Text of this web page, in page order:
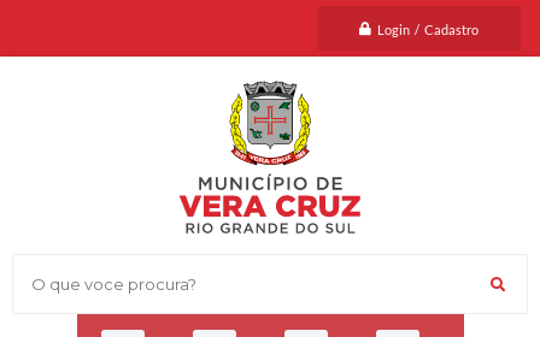
Login / Cadastro
O que voce procura?